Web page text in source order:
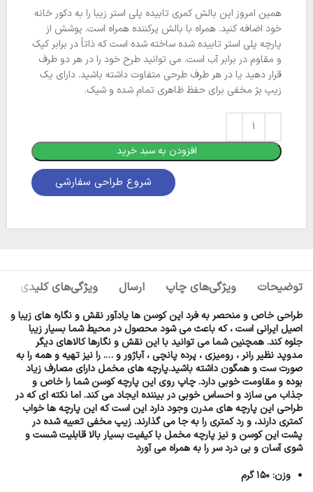
همین امروز این بالش کمری تابیده پلی استر زیبا را به دکور خانه
خود اضافه کنید. همراه با بالش پرکننده همراه است. پوشش از
پارچه پلی استر تابیده شده ساخته شده است که ذاتاً در برابر کپک
و مقاوم در برابر آب است. می توانید طرح خود را در هر دو طرف
قرار دهید یا در هر طرف طرحی متفاوت داشته باشید. دارای یک
زیپ بژ مخفی برای حفظ ظاهری تمام شده و شیک.
شروع طراحی سفارشی
افزودن به سبد خرید
توضیحات ویژگی‌های چاپ ارسال ويژگی‌های کلیدی
طراحی خاص و منحصر به فرد این کوسن ها یادآور نقش و نگاره های زیبا و
اصیل ایرانی است ، که باعث می شود محصول در محیط شما بسیار زیبا
جلوه کند. همچنین شما می توانید با این نقش و نگارها کالاهای دیگر
مدوپد نظیر رانر ، رومیزی ، پرده پانچی ، آباژور و …. را نیز تهیه و همه را به
صورت ست و همگون داشته باشید.پارچه های مخمل دارای مصارف زیاد
بوده و مقاومت خوبی دارد. چاپ روی این پارچه کوسن شما را خاص و
جذاب می سازد و احساس خوبی در بیننده ایجاد می کند. اما نکته ای که در
طراحی این پارچه های مدرن وجود دارد این است که این پارچه ها خواب
کمتری دارند، و رد کمتری را به جا می گذارند. زیپ مخفی تعبیه شده در
پشت این کوسن و نیز پارچه مخمل با کیفیت بسیار بالا قابلیت شست و
شوی آسان و بی درد سر را به همراه می آورد
وزن: ۱۵۰ گرم